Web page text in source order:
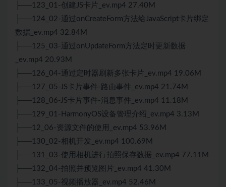
├──123_01-创建JS卡片_ev.mp4 27.40M
├──124_02-通过onCreateForm方法给JavaScript卡片绑定
数据_ev.mp4 32.84M
├──125_03-通过onUpdateForm方法定时更新数据
_ev.mp4 20.93M
├──126_04-通过定时器刷新多张卡片_ev.mp4 19.06M
├──127_05-JS卡片事件-路由事件_ev.mp4 21.74M
├──128_06-JS卡片事件-消息事件_ev.mp4 11.18M
├──129_01-HarmonyOS设备管理介绍_ev.mp4 3.13M
├──12_06-资源文件的使用_ev.mp4 53.96M
├──130_02-相机开发_ev.mp4 100.69M
├──131_03-使用相机进行拍照保存数据_ev.mp4 77.11M
├──132_04-拍照并预览图片_ev.mp4 41.30M
├──133_05-视频播放器_ev.mp4 52.46M